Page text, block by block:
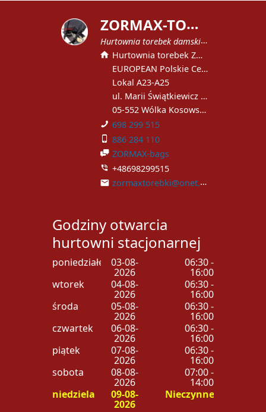
Z
ORMAX-TOREBKI
Hurtownia torebek damskich
Hurtownia torebek ZORMAX
EUROPEAN Polskie Centrum Handlowe
Lokal A23-A25
ul. Marii Świątkiewicz 51
05-552 Wólka Kosowska
698 299 515
886 284 110
ZORMAX-bags
+48698299515
zormaxtorebki@onet.pl
Godziny otwarcia
hurtowni stacjonarnej
poniedziałek 03-08-
2026
06:30 -
16:00
wtorek
04-08-
2026
06:30 -
16:00
środa
05-08-
2026
06:30 -
16:00
czwartek
06-08-
2026
06:30 -
16:00
piątek
07-08-
2026
06:30 -
16:00
sobota
08-08-
2026
07:00 -
14:00
niedziela
09-08-
2026
Nieczynne